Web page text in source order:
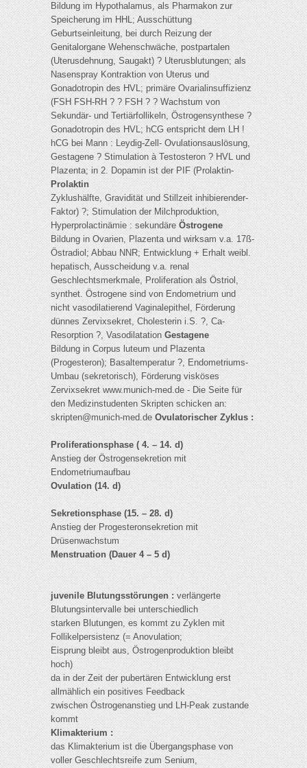
Bildung im Hypothalamus, als Pharmakon zur
Speicherung im HHL; Ausschüttung
Geburtseinleitung, bei durch Reizung der
Genitalorgane Wehenschwäche, postpartalen
(Uterusdehnung, Saugakt) ? Uterusblutungen; als
Nasenspray Kontraktion von Uterus und
Gonadotropin des HVL; primäre Ovarialinsuffizienz
(FSH FSH-RH ? ? FSH ? ? Wachstum von
Sekundär- und Tertiärfollikeln, Östrogensynthese ?
Gonadotropin des HVL; hCG entspricht dem LH !
hCG bei Mann : Leydig-Zell- Ovulationsauslösung,
Gestagene ? Stimulation à Testosteron ? HVL und
Plazenta; in 2. Dopamin ist der PIF (Prolaktin-
Prolaktin
Zyklushälfte, Gravidität und Stillzeit inhibierender-
Faktor) ?; Stimulation der Milchproduktion,
Hyperprolactinämie : sekundäreÖstrogene
Bildung in Ovarien, Plazenta und wirksam v.a. 17ß-
Östradiol; Abbau NNR; Entwicklung + Erhalt weibl.
hepatisch, Ausscheidung v.a. renal
Geschlechtsmerkmale, Proliferation als Östriol,
synthet. Östrogene sind von Endometrium und
nicht vasodilatierend Vaginalepithel, Förderung
dünnes Zervixsekret, Cholesterin i.S. ?, Ca-
Resorption ?, VasodilatationGestagene
Bildung in Corpus luteum und Plazenta
(Progesteron); Basaltemperatur ?, Endometriums-
Umbau (sekretorisch), Förderung visköses
Zervixsekret www.munich-med.de - Die Seite für
den Medizinstudenten Skripten schicken an:
skripten@munich-med.de Ovulatorischer Zyklus :
Proliferationsphase ( 4. – 14. d)
Anstieg der Östrogensekretion mit
Endometriumaufbau
Ovulation (14. d)
Sekretionsphase (15. – 28. d)
Anstieg der Progesteronsekretion mit
Drüsenwachstum
Menstruation (Dauer 4 – 5 d)
juvenile Blutungsstörungen :verlängerte
Blutungsintervalle bei unterschiedlich
starken Blutungen, es kommt zu Zyklen mit
Follikelpersistenz (= Anovulation;
Eisprung bleibt aus, Östrogenproduktion bleibt
hoch)
da in der Zeit der pubertären Entwicklung erst
allmählich ein positives Feedback
zwischen Östrogenanstieg und LH-Peak zustande
kommt
Klimakterium :
das Klimakterium ist die Übergangsphase von
voller Geschlechtsreife zum Senium,